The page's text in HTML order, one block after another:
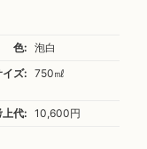
色:
泡白
イズ: 750㎖
上代:
10,600円